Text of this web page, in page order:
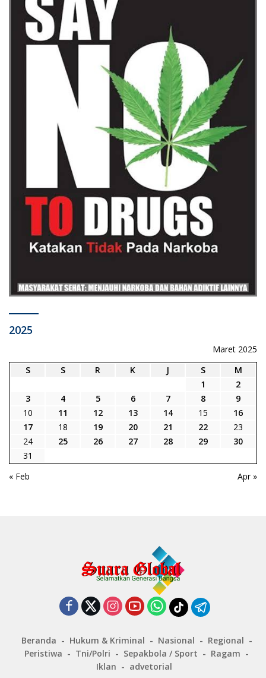
2025
Maret 2025
S
S R K J S
M
1
2
3
4 5 6 7 8
9
10
11 12 13 14 15
16
17
18 19 20 21 22
23
24
25 26 27 28 29
30
31
« Feb
Apr »
Beranda Hukum & Kriminal Nasional
Regional
Peristiwa
Tni/Polri Sepakbola / Sport
Ragam
Iklan
advetorial